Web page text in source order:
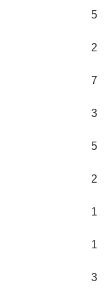
5
2
7
3
5
2
1
1
3